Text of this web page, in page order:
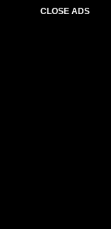
CLOSE ADS